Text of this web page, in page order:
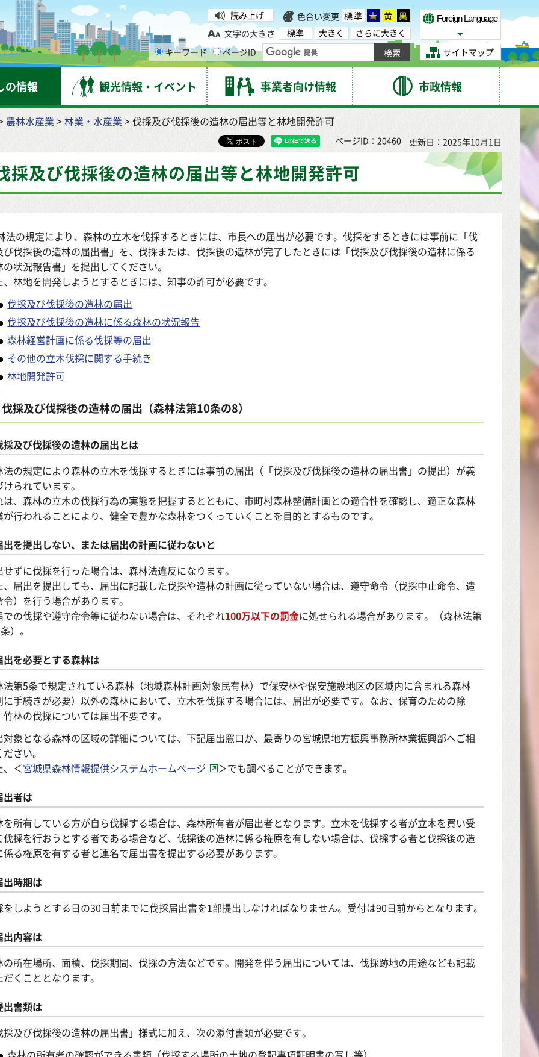
読み上げ 色合い変更 標準 青 黄 黒
文字の大きさ
標準 大きく
さらに大きく
キーワード
ページID
Foreign Language
Select Language
サイトマップ
の情報 観光情報・イベント 事業者向け情報 市政情報
農林水産業 >林業・水産業 > 伐採及び伐採後の造林の届出等と林地開発許可
ページID：20460 更新日：2025年10月1日
採及び伐採後の造林の届出等と林地開発許可
法の規定により、森林の立木を伐採するときには、市長への届出が必要です。伐採をするときには事前に「伐
び伐採後の造林の届出書」を、伐採または、伐採後の造林が完了したときには「伐採及び伐採後の造林に係る
の状況報告書」を提出してください。
、林地を開発しようとするときには、知事の許可が必要です。
伐採及び伐採後の造林の届出
伐採及び伐採後の造林に係る森林の状況報告
森林経営計画に係る伐採等の届出
その他の立木伐採に関する手続き
林地開発許可
伐採及び伐採後の造林の届出（森林法第10条の8）
採及び伐採後の造林の届出とは
法の規定により森林の立木を伐採するときには事前の届出（「伐採及び伐採後の造林の届出書」の提出）が義
られています。
は、森林の立木の伐採行為の実態を把握するとともに、市町村森林整備計画との適合性を確認し、適正な森林
が行われることにより、健全で豊かな森林をつくっていくことを目的とするものです。
出を提出しない、または届出の計画に従わないと
せずに伐採を行った場合は、森林法違反になります。
、届出を提出しても、届出に記載した伐採や造林の計画に従っていない場合は、遵守命令（伐採中止命令、造
令）を行う場合があります。
での伐採や遵守命令等に従わない場合は、それぞれ100万以下の罰金に処せられる場合があります。（森林法第
）。
出を必要とする森林は
法第5条で規定されている森林（地域森林計画対象民有林）で保安林や保安施設地区の区域内に含まれる森林
に手続きが必要）以外の森林において、立木を伐採する場合には、届出が必要です。なお、保育のための除
竹林の伐採については届出不要です。
対象となる森林の区域の詳細については、下記届出窓口か、最寄りの宮城県地方振興事務所林業振興部へご相
さい。
、＜宮城県森林情報提供システムホームページ ＞でも調べることができます。
出者は
を所有している方が自ら伐採する場合は、森林所有者が届出者となります。立木を伐採する者が立木を買い受
伐採を行おうとする者である場合など、伐採後の造林に係る権原を有しない場合は、伐採する者と伐採後の造
係る権原を有する者と連名で届出書を提出する必要があります。
出時期は
をしようとする日の30日前までに伐採届出書を1部提出しなければなりません。受付は90日前からとなります。
出内容は
の所在場所、面積、伐採期間、伐採の方法などです。開発を伴う届出については、伐採跡地の用途なども記載
くこととなります。
出書類は
採及び伐採後の造林の届出書」様式に加え、次の添付書類が必要です。